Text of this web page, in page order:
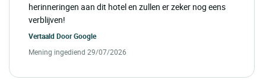
herinneringen aan dit hotel en zullen er zeker nog eens
verblijven!
Vertaald DoorGoogle
Mening ingediend 29/07/2026